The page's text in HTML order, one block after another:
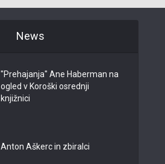
News
"Prehajanja" Ane Haberman na
ogled v Koroški osrednji
knjižnici
Anton Aškerc in zbiralci